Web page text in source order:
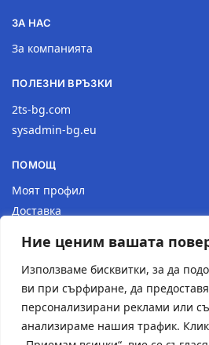
Ние ценим вашата
Използваме бисквитки, за да
ви при сърфиране, да
персонализирани реклами или
анализираме нашия трафик.
ЗА НАС
За компанията
ПОЛЕЗНИ ВРЪЗКИ
2ts-bg.com
sysadmin-bg.eu
ПОМОЩ
Моят профил
Доставка
Политика за поверителност
КОНТАКТИ
Местоположение
Контактна форма